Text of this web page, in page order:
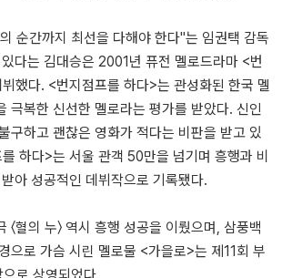
순간까지 최선을 다해야 한다"는 임권택 감독
다는 김대승은 2001년 퓨전 멜로드라마 <번
했다. <번지점프를 하다>는 관성화된 한국 멜
극복한 신선한 멜로라는 평가를 받았다. 신인
구하고 괜찮은 영화가 적다는 비판을 받고 있
하다>는 서울 관객 50만을 넘기며 흥행과 비
아 성공적인 데뷔작으로 기록됐다.
혈의 누〉 역시 흥행 성공을 이뤘으며, 삼풍백
으로 가슴 시린 멜로물 <가을로>는 제11회 부